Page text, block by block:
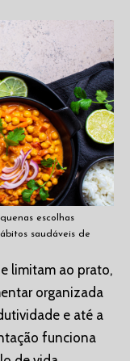
escolhas
saudáveis de
limitam ao prato,
organizada
e até a
funciona